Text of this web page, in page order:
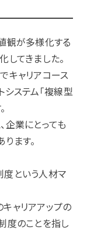
観が多様化する
てきました。
キャリアコース
ステム「複線型
企業にとっても
ます。
という人材マ
ャリアアップの
度のことを指し